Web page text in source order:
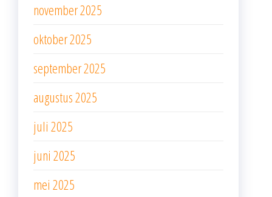
november 2025
oktober 2025
september 2025
augustus 2025
juli 2025
juni 2025
mei 2025